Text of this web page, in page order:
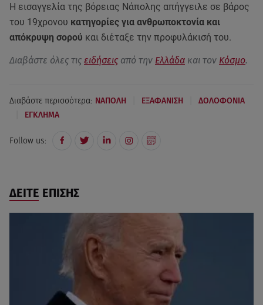
Η εισαγγελία της βόρειας Νάπολης απήγγειλε σε βάρος
του 19χρονου κατηγορίες για ανθρωποκτονία και
απόκρυψη σορού και διέταξε την προφυλάκισή του.
Διαβάστε όλες τις ειδήσεις από την Ελλάδα και τον Κόσμο.
Διαβάστε περισσότερα: ΝΑΠΟΛΗ ΕΞΑΦΑΝΙΣΗ ΔΟΛΟΦΟΝΙΑ
ΕΓΚΛΗΜΑ
Follow us:
ΔΕΙΤΕ ΕΠΙΣΗΣ